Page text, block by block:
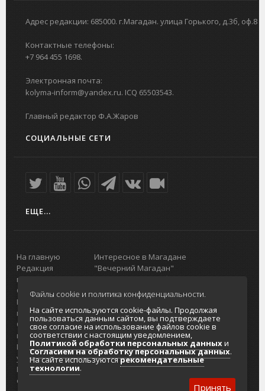
Адрес редакции: 685000. г.Магадан. улица Горького, д.3б, оф.8
Контактные телефоны:
+7 964 455 1698.
Электронная почта:
kolyma-inform@yandex.ru. ICQ 65503543.
Главный редактор Ф.А.Жаров
СОЦИАЛЬНЫЕ СЕТИ
ЕЩЕ...
На главную
Редакция
портала
О проекте
Реклама на
портале
Отзывы и
предложения
Интернет-
услуги
Разработка
сайтов
Интересное в Магадане
"Вечерний Магадан"
Городская доска объявлений
Реклама
Главный туристический портал
Колымы
Политика в отношении обработки
персональных данных
Согласие на обработку персональных
данных
Файлы cookie и политика конфиденциальности.
На сайте используются cookie-файлы. Продолжая
пользоваться данным сайтом, вы подтверждаете
свое согласие на использование файлов cookie в
соответствии с настоящим уведомлением,
Политикой обработки персональных данныхи
Согласием на обработку персональных данных.
На сайте используютсярекомендательные
технологии.
Принять